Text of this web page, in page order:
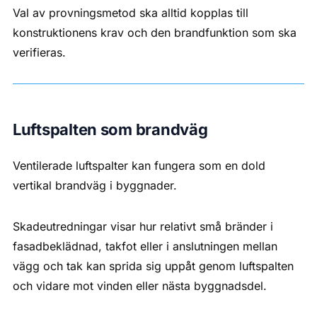
Val av provningsmetod ska alltid kopplas till
konstruktionens krav och den brandfunktion som ska
verifieras.
Luftspalten som brandväg
Ventilerade luftspalter kan fungera som en dold
vertikal brandväg i byggnader.
Skadeutredningar visar hur relativt små bränder i
fasadbeklädnad, takfot eller i anslutningen mellan
vägg och tak kan sprida sig uppåt genom luftspalten
och vidare mot vinden eller nästa byggnadsdel.